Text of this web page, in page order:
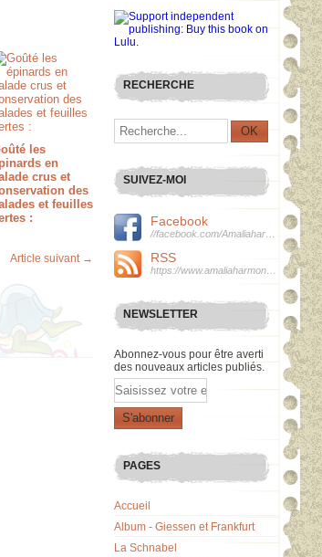
les
en
crus et
des
et feuilles
:
Article suivant →
RECHERCHE
SUIVEZ-MOI
Facebook
RSS
NEWSLETTER
Abonnez-vous pour être averti
des nouveaux articles publiés.
Email
PAGES
Accueil
Album - Giessen et Frankfurt
La Schnabel